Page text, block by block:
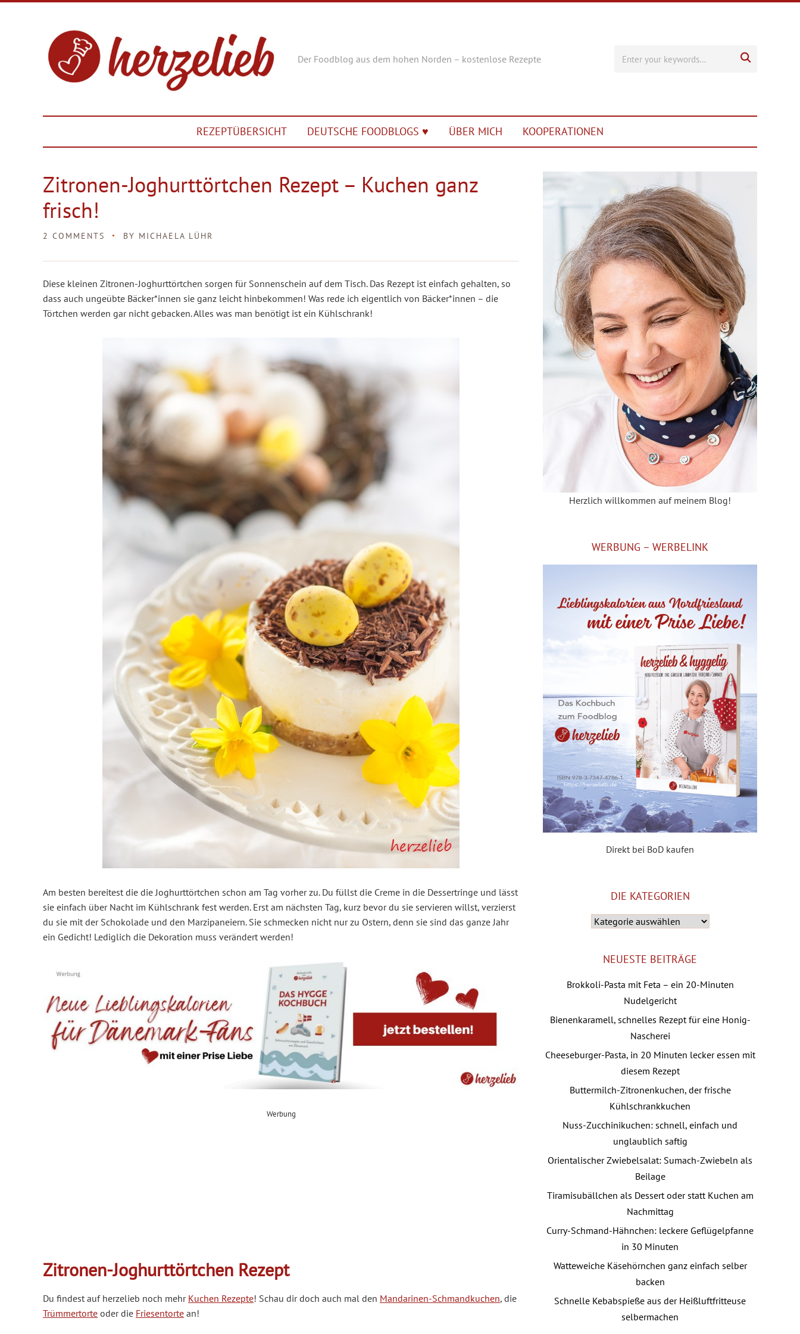
Der Foodblog aus dem hohen Norden – kostenlose Rezepte 
REZEPTÜBERSICHT DEUTSCHE FOODBLOGS ♥︎ ÜBER MICH KOOPERATIONEN
Zitronen-Joghurttörtchen Rezept – Kuchen ganz
frisch!
2 COMMENTS BY MICHAELA LÜHR
Diese kleinen Zitronen-Joghurttörtchen sorgen für Sonnenschein auf dem Tisch. Das Rezept ist einfach gehalten, so
dass auch ungeübte Bäcker*innen sie ganz leicht hinbekommen! Was rede ich eigentlich von Bäcker*innen – die
Törtchen werden gar nicht gebacken. Alles was man benötigt ist ein Kühlschrank!
Am besten bereitest die die Joghurttörtchen schon am Tag vorher zu. Du füllst die Creme in die Dessertringe und lässt
sie einfach über Nacht im Kühlschrank fest werden. Erst am nächsten Tag, kurz bevor du sie servieren willst, verzierst
du sie mit der Schokolade und den Marzipaneiern. Sie schmecken nicht nur zu Ostern, denn sie sind das ganze Jahr
ein Gedicht! Lediglich die Dekoration muss verändert werden!
Werbung
Zitronen-Joghurttörtchen Rezept
Du findest auf herzelieb noch mehr Kuchen Rezepte! Schau dir doch auch mal den Mandarinen-Schmandkuchen, die
Trümmertorte oder die Friesentorte an!
Herzlich willkommen auf meinem Blog!
WERBUNG – WERBELINK
Direkt bei BoD kaufen
DIE KATEGORIEN
NEUESTE BEITRÄGE
Brokkoli-Pasta mit Feta – ein 20-Minuten
Nudelgericht
Bienenkaramell, schnelles Rezept für eine Honig-
Nascherei
Cheeseburger-Pasta, in 20 Minuten lecker essen mit
diesem Rezept
Buttermilch-Zitronenkuchen, der frische
Kühlschrankkuchen
Nuss-Zucchinikuchen: schnell, einfach und
unglaublich saftig
Orientalischer Zwiebelsalat: Sumach-Zwiebeln als
Beilage
Tiramisubällchen als Dessert oder statt Kuchen am
Nachmittag
Curry-Schmand-Hähnchen: leckere Geflügelpfanne
in 30 Minuten
Watteweiche Käsehörnchen ganz einfach selber
backen
Schnelle Kebabspieße aus der Heißluftfritteuse
selbermachen